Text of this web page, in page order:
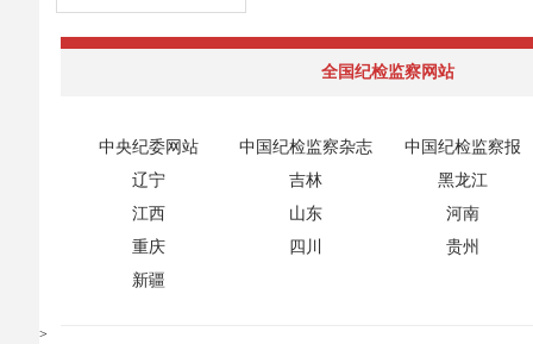
全国纪检监察网站
中央纪委网站 中国纪检监察杂志
中国纪检监察报
辽宁
吉林
黑龙江
江西
山东
河南
重庆
四川
贵州
新疆
>